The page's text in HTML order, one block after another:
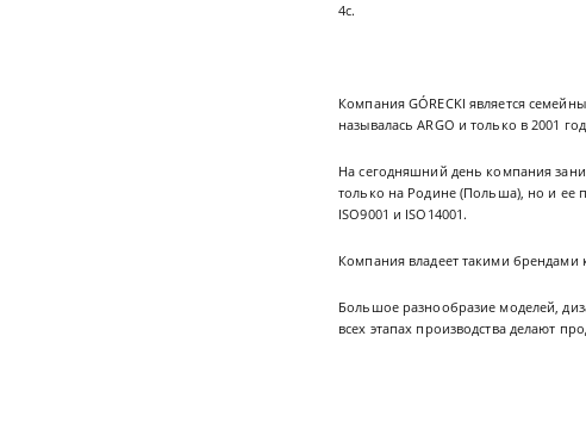
4с.
Компания GÓRECKI является
называлась ARGO и только в 2001
На сегодняшний день компания
только на Родине (Польша), но и ее
ISO9001 и ISO14001.
Компания владеет такими брендами
Большое разнообразие моделей,
всех этапах производства делают